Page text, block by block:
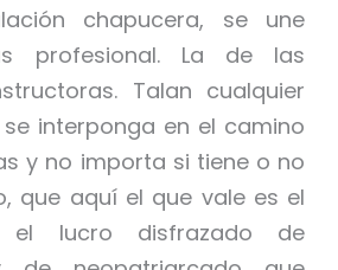
chapucera, se une
profesional. La de las
Talan cualquier
interponga en el camino
y no importa si tiene o no
que aquí el que vale es el
el lucro disfrazado de